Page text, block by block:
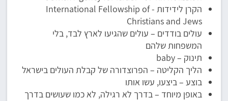
הקרן לידידות - International Fellowship of
Christians and Jews
עולים בודדים – עולים שהגיעו לארץ לבד, בלי
המשפחות שלהם
תינוק – baby
הליך הקליטה – הפרוצדורה של קבלת העולים בישראל
בוצע – ביצעו, עשו אותו
באופן מיוחד – בדרך לא רגילה, לא כמו שעושים בדרך